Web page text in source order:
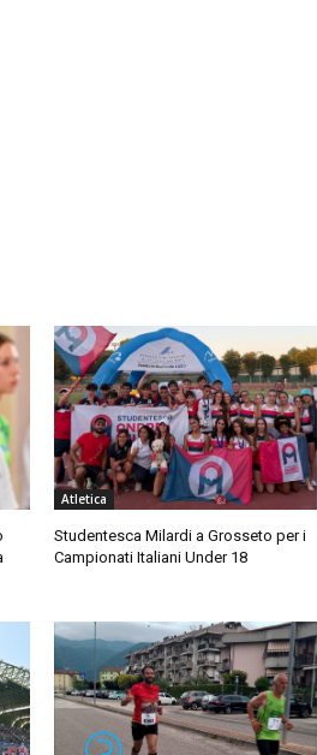
Atletica
Studentesca Milardi a Grosseto per i
Campionati Italiani Under 18